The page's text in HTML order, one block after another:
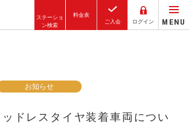
ステーショ
ン検索
料金表
ご入会
ログイン MENU
お知らせ